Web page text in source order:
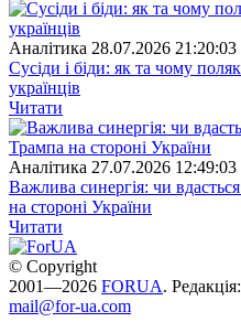
Аналітика 28.07.2026 21:20:03
Сусіди і біди: як та чому
українців
Читати
Аналітика 27.07.2026 12:49:03
Важлива синергія: чи
на стороні України
Читати
© Copyright
2001—2026 FORUA. Редакція:
mail@for-ua.com